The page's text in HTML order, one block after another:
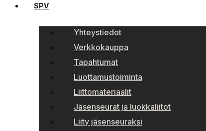
SPV
Yhteystiedot
Verkkokauppa
Tapahtumat
Luottamustoiminta
Liittomateriaalit
Jäsenseurat ja luokkaliitot
Liity jäsenseuraksi